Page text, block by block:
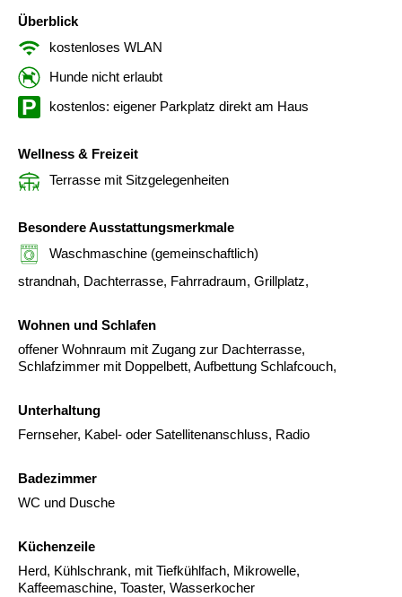
Überblick
kostenloses WLAN
Hunde nicht erlaubt
kostenlos: eigener Parkplatz direkt am Haus
Wellness & Freizeit
Terrasse mit Sitzgelegenheiten
Besondere Ausstattungsmerkmale
Waschmaschine (gemeinschaftlich)
strandnah, Dachterrasse, Fahrradraum, Grillplatz,
Wohnen und Schlafen
offener Wohnraum mit Zugang zur Dachterrasse,
Schlafzimmer mit Doppelbett, Aufbettung Schlafcouch,
Unterhaltung
Fernseher, Kabel- oder Satellitenanschluss, Radio
Badezimmer
WC und Dusche
Küchenzeile
Herd, Kühlschrank, mit Tiefkühlfach, Mikrowelle,
Kaffeemaschine, Toaster, Wasserkocher